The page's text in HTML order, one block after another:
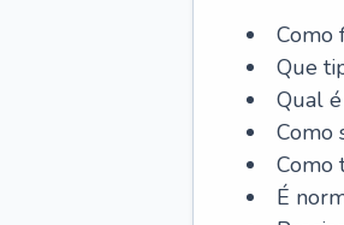
Como
Que
Qual
Como
Como
É